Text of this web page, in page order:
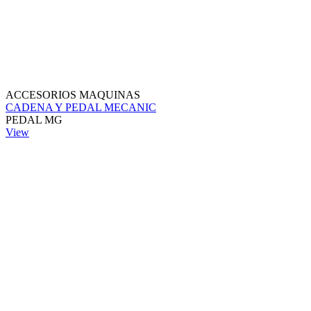
ACCESORIOS MAQUINAS
CADENA Y PEDAL MECANIC
PEDAL MG
View